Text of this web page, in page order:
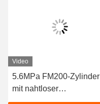
Video
5.6MPa FM200-Zylinder
mit nahtloser
Stahlkonstruktion zur